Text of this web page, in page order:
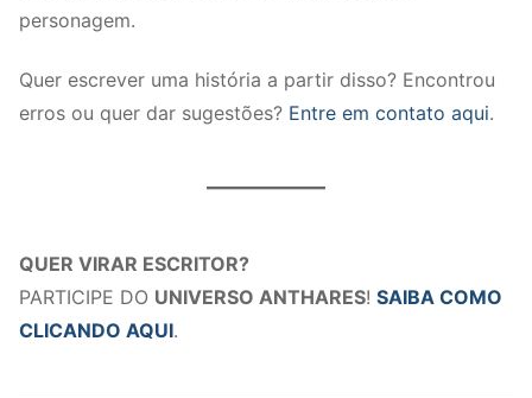
personagem.
Quer escrever uma história a partir disso? Encontrou
erros ou quer dar sugestões? Entre em contato aqui.
QUER VIRAR ESCRITOR?
PARTICIPE DO UNIVERSO ANTHARES! SAIBA COMO
CLICANDO AQUI.